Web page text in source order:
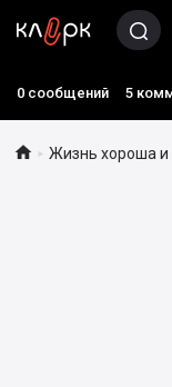
0 сообщений 5
 ► Жизнь хороша и